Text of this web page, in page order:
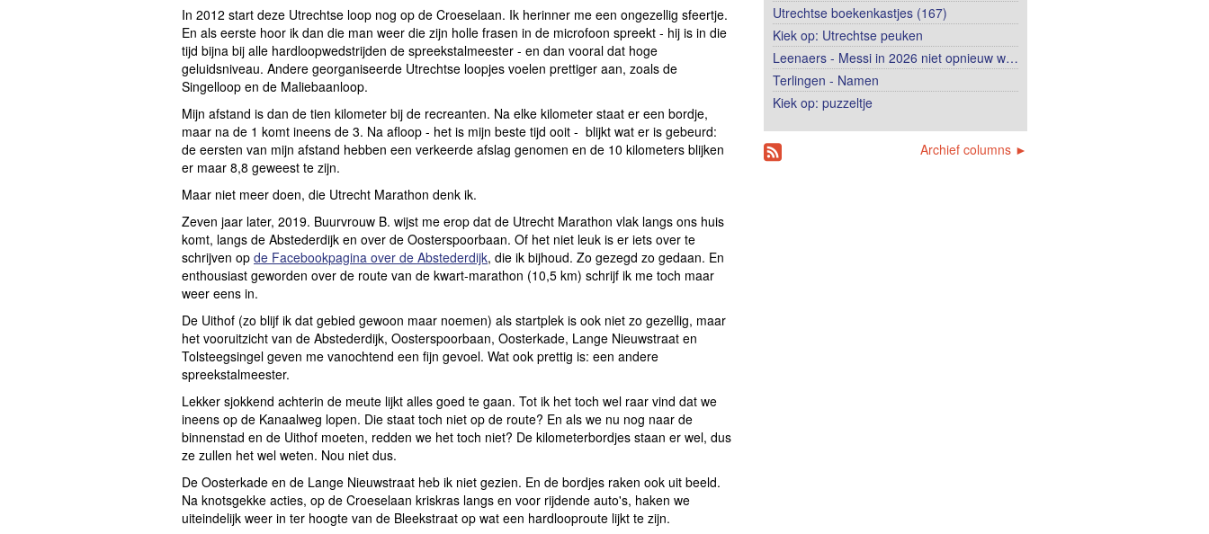
In 2012 start deze Utrechtse loop nog op de Croeselaan. Ik herinner me een ongezellig sfeertje.
En als eerste hoor ik dan die man weer die zijn holle frasen in de microfoon spreekt - hij is in die
tijd bijna bij alle hardloopwedstrijden de spreekstalmeester - en dan vooral dat hoge
geluidsniveau. Andere georganiseerde Utrechtse loopjes voelen prettiger aan, zoals de
Singelloop en de Maliebaanloop.
Mijn afstand is dan de tien kilometer bij de recreanten. Na elke kilometer staat er een bordje,
maar na de 1 komt ineens de 3. Na afloop - het is mijn beste tijd ooit - blijkt wat er is gebeurd:
de eersten van mijn afstand hebben een verkeerde afslag genomen en de 10 kilometers blijken
er maar 8,8 geweest te zijn.
Maar niet meer doen, die Utrecht Marathon denk ik.
Zeven jaar later, 2019. Buurvrouw B. wijst me erop dat de Utrecht Marathon vlak langs ons huis
komt, langs de Abstederdijk en over de Oosterspoorbaan. Of het niet leuk is er iets over te
schrijven op de Facebookpagina over de Abstederdijk, die ik bijhoud. Zo gezegd zo gedaan. En
enthousiast geworden over de route van de kwart-marathon (10,5 km) schrijf ik me toch maar
weer eens in.
De Uithof (zo blijf ik dat gebied gewoon maar noemen) als startplek is ook niet zo gezellig, maar
het vooruitzicht van de Abstederdijk, Oosterspoorbaan, Oosterkade, Lange Nieuwstraat en
Tolsteegsingel geven me vanochtend een fijn gevoel. Wat ook prettig is: een andere
spreekstalmeester.
Lekker sjokkend achterin de meute lijkt alles goed te gaan. Tot ik het toch wel raar vind dat we
ineens op de Kanaalweg lopen. Die staat toch niet op de route? En als we nu nog naar de
binnenstad en de Uithof moeten, redden we het toch niet? De kilometerbordjes staan er wel, dus
ze zullen het wel weten. Nou niet dus.
De Oosterkade en de Lange Nieuwstraat heb ik niet gezien. En de bordjes raken ook uit beeld.
Na knotsgekke acties, op de Croeselaan kriskras langs en voor rijdende auto's, haken we
uiteindelijk weer in ter hoogte van de Bleekstraat op wat een hardlooproute lijkt te zijn.
Utrechtse boekenkastjes (167)
Kiek op: Utrechtse peuken
Leenaers - Messi in 2026 niet opnieuw w…
Terlingen - Namen
Kiek op: puzzeltje
Archief columns ►